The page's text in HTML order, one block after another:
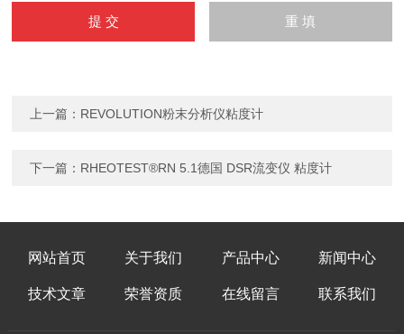
上一篇： REVOLUTION粉末分析仪粘度计
下一篇： RHEOTEST®RN 5.1德国 DSR流变仪 粘度计
网站首页 关于我们 产品中心 新闻中心
技术文章 荣誉资质 在线留言 联系我们